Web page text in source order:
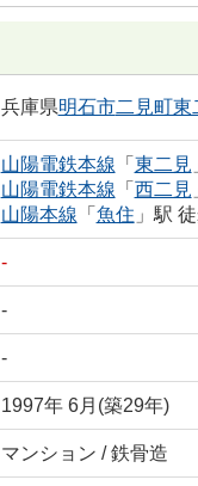
兵庫県明石市二見町東
山陽電鉄本線 「 東二見
山陽電鉄本線 「 西二見
山陽本線 「 魚住 」駅
-
-
-
1997年 6月(築29年)
マンション / 鉄骨造